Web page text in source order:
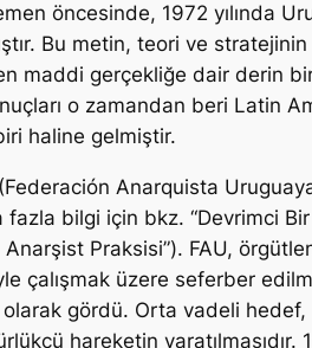
öncesinde, 1972 yılında
Bu metin, teori ve
maddi gerçekliğe dair derin
o zamandan beri Latin
haline gelmiştir.
Anarquista
bilgi için bkz. “Devrimci
Praksisi”). FAU,
üzere seferber
gördü. Orta vadeli
hareketin yaratılmasıdır.